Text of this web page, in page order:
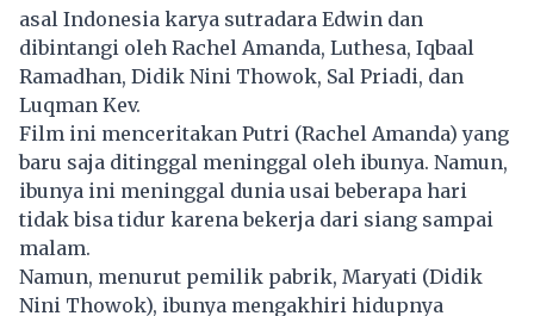
asal Indonesia karya sutradara Edwin dan
dibintangi oleh Rachel Amanda, Luthesa, Iqbaal
Ramadhan, Didik Nini Thowok, Sal Priadi, dan
Luqman Kev.
Film ini menceritakan Putri (Rachel Amanda) yang
baru saja ditinggal meninggal oleh ibunya. Namun,
ibunya ini meninggal dunia usai beberapa hari
tidak bisa tidur karena bekerja dari siang sampai
malam.
Namun, menurut pemilik pabrik, Maryati (Didik
Nini Thowok), ibunya mengakhiri hidupnya